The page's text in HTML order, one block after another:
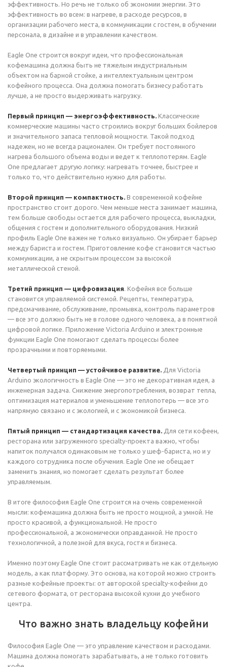
эффективность. Но речь не только об экономии энергии. Это
эффективность во всем: в нагреве, в расходе ресурсов, в
организации рабочего места, в коммуникации с гостем, в обучении
персонала, в дизайне и в управлении качеством.
Eagle One строится вокруг идеи, что профессиональная
кофемашина должна быть не тяжелым индустриальным
объектом на барной стойке, а интеллектуальным центром
кофейного процесса. Она должна помогать бизнесу работать
лучше, а не просто выдерживать нагрузку.
Первый принцип — энергоэффективность. Классические
коммерческие машины часто строились вокруг больших бойлеров
и значительного запаса тепловой мощности. Такой подход
надежен, но не всегда рационален. Он требует постоянного
нагрева большого объема воды и ведет к теплопотерям. Eagle
One предлагает другую логику: нагревать точнее, быстрее и
только то, что действительно нужно для работы.
Второй принцип — компактность. В современной кофейне
пространство стоит дорого. Чем меньше места занимает машина,
тем больше свободы остается для рабочего процесса, выкладки,
общения с гостем и дополнительного оборудования. Низкий
профиль Eagle One важен не только визуально. Он убирает барьер
между бариста и гостем. Приготовление кофе становится частью
коммуникации, а не скрытым процессом за высокой
металлической стеной.
Третий принцип — цифровизация. Кофейня все больше
становится управляемой системой. Рецепты, температура,
предсмачивание, обслуживание, промывка, контроль параметров
— все это должно быть не в голове одного человека, а в понятной
цифровой логике. Приложение Victoria Arduino и электронные
функции Eagle One помогают сделать процессы более
прозрачными и повторяемыми.
Четвертый принцип — устойчивое развитие. Для Victoria
Arduino экологичность в Eagle One — это не декоративная идея, а
инженерная задача. Снижение энергопотребления, возврат тепла,
оптимизация материалов и уменьшение теплопотерь — все это
напрямую связано и с экологией, и с экономикой бизнеса.
Пятый принцип — стандартизация качества. Для сети кофеен,
ресторана или загруженного specialty-проекта важно, чтобы
напиток получался одинаковым не только у шеф-бариста, но и у
каждого сотрудника после обучения. Eagle One не обещает
заменить знания, но помогает сделать результат более
управляемым.
В итоге философия Eagle One строится на очень современной
мысли: кофемашина должна быть не просто мощной, а умной. Не
просто красивой, а функциональной. Не просто
профессиональной, а экономически оправданной. Не просто
технологичной, а полезной для вкуса, гостя и бизнеса.
Именно поэтому Eagle One стоит рассматривать не как отдельную
модель, а как платформу. Это основа, на которой можно строить
разные кофейные проекты: от авторской specialty-кофейни до
сетевого формата, от ресторана высокой кухни до учебного
центра.
Что важно знать владельцу кофейни
Философия Eagle One — это управление качеством и расходами.
Машина должна помогать зарабатывать, а не только готовить